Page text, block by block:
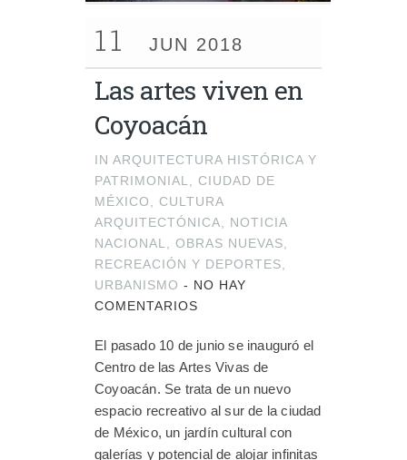
11 JUN 2018
Las artes viven en
Coyoacán
IN ARQUITECTURA HISTÓRICA Y
PATRIMONIAL, CIUDAD DE
MÉXICO, CULTURA
ARQUITECTÓNICA, NOTICIA
NACIONAL, OBRAS NUEVAS,
RECREACIÓN Y DEPORTES,
URBANISMO - NO HAY
COMENTARIOS
El pasado 10 de junio se inauguró el
Centro de las Artes Vivas de
Coyoacán. Se trata de un nuevo
espacio recreativo al sur de la ciudad
de México, un jardín cultural con
galerías y potencial de alojar infinitas